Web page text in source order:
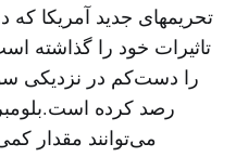
تحریمهای جدید آمریکا
تاثیرات خود را گذاشته
را دست‌کم در نزدیکی
رصد کرده
می‌توانند مقدار